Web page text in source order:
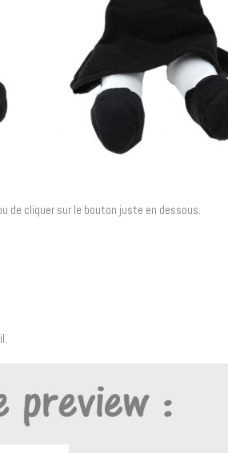
de cliquer sur le bouton juste en dessous.